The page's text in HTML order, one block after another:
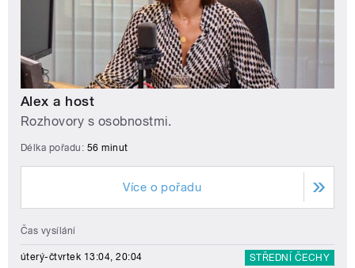
Alex a host
Rozhovory s osobnostmi.
Délka pořadu: 56 minut
Více o pořadu
Čas vysílání
úterý-čtvrtek 13:04, 20:04 STŘEDNÍ ČECHY